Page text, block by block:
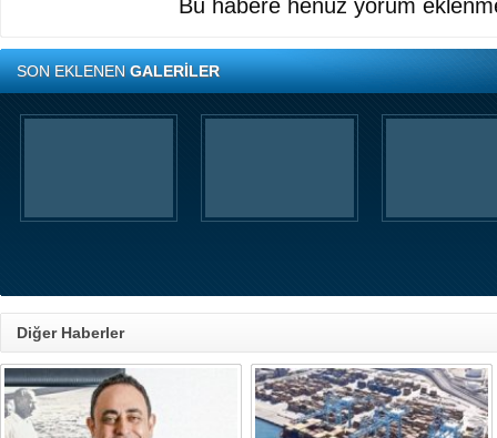
Bu habere henüz yorum
SON EKLENENGALERİLER
Diğer Haberler